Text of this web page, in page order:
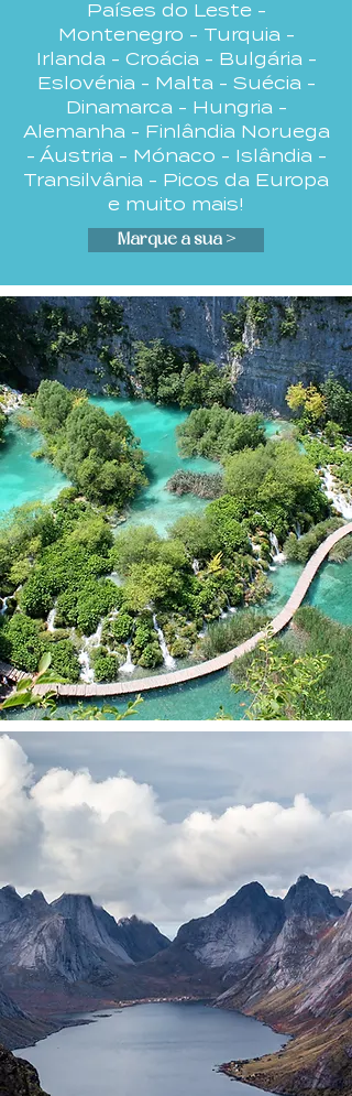
Países do Leste -
Montenegro - Turquia -
Irlanda - Croácia - Bulgária -
Eslovénia - Malta - Suécia -
Dinamarca - Hungria -
Alemanha - Finlândia Noruega
- Áustria - Mónaco - Islândia -
Transilvânia - Picos da Europa
e muito mais!
Marque a sua >